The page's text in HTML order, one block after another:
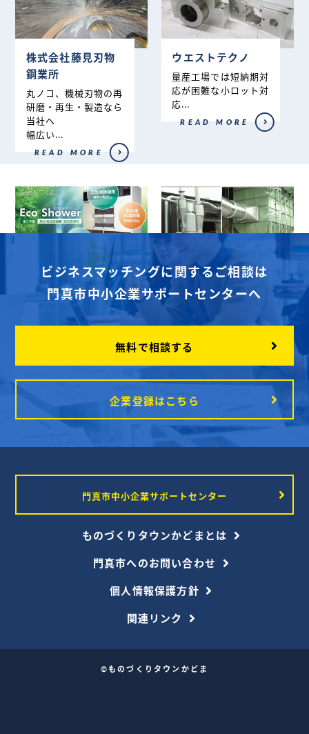
株式会社藤見刃物
鋼業所
丸ノコ、機械刃物の再
研磨・再生・製造なら
当社へ
幅広い...
READ MORE
ウエストテクノ
量産工場では短納期対
応が困難な小ロット対
応...
READ MORE
株式会社メニ・テ
ック
「ヒトにやさしい環
境」をテーマに環境改
有限会社サンワプ
ロテック
工場設備の環境改善を
トータルサポート
READ MORE
1 2 3
ビジネスマッチングに関するご相談は
門真市中小企業サポートセンターへ
無料で相談する
企業登録はこちら
門真市中小企業サポートセンター
ものづくりタウンかどまとは
門真市へのお問い合わせ
個人情報保護方針
関連リンク
©ものづくりタウンかどま